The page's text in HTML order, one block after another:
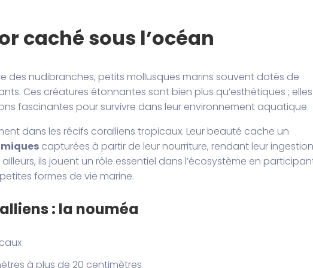
caché sous l’océan
des nudibranches, petits mollusques marins souvent dotés de
Ces créatures étonnantes sont bien plus qu’esthétiques ; elles
fascinantes pour survivre dans leur environnement aquatique.
dans les récifs coralliens tropicaux. Leur beauté cache un
capturées à partir de leur nourriture, rendant leur ingestion
ils jouent un rôle essentiel dans l’écosystème en
formes de vie marine.
: la nouméa
à plus de 20 centimètres